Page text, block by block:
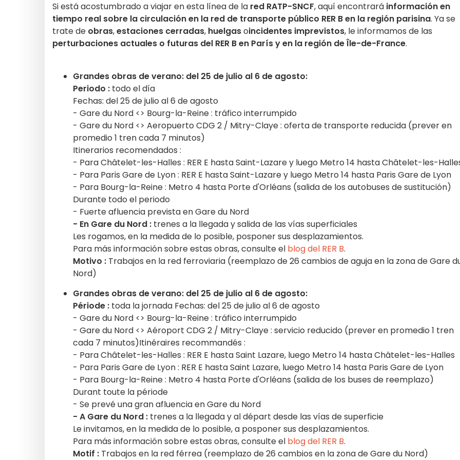
Si está acostumbrado a viajar en esta línea de la red RATP-SNCF, aquí encontrará información en
tiempo real sobre la circulación en la red de transporte público RER B en la región parisina. Ya se
trate de obras,estaciones cerradas, huelgasoincidentes imprevistos, le informamos de las
perturbaciones actuales o futuras del RER B en París y en la región de Île-de-France.
Grandes obras de verano: del 25 de julio al 6 de agosto:
Periodo : todo el día
Fechas: del 25 de julio al 6 de agosto
- Gare du Nord <> Bourg-la-Reine : tráfico interrumpido
- Gare du Nord <> Aeropuerto CDG 2 / Mitry-Claye : oferta de transporte reducida (prever en
promedio 1 tren cada 7 minutos)
Itinerarios recomendados :
- Para Châtelet-les-Halles : RER E hasta Saint-Lazare y luego Metro 14 hasta Châtelet-les-
- Para Paris Gare de Lyon : RER E hasta Saint-Lazare y luego Metro 14 hasta Paris Gare de Lyon
- Para Bourg-la-Reine : Metro 4 hasta Porte d'Orléans (salida de los autobuses de sustitución)
Durante todo el periodo
- Fuerte afluencia prevista en Gare du Nord
- En Gare du Nord : trenes a la llegada y salida de las vías superficiales
Les rogamos, en la medida de lo posible, posponer sus desplazamientos.
Para más información sobre estas obras, consulte el blog del RER B.
Motivo : Trabajos en la red ferroviaria (reemplazo de 26 cambios de aguja en la zona de Gare
Nord)
Grandes obras de verano: del 25 de julio al 6 de agosto:
Période : toda la jornada Fechas: del 25 de julio al 6 de agosto
- Gare du Nord <> Bourg-la-Reine : tráfico interrumpido
- Gare du Nord <> Aéroport CDG 2 / Mitry-Claye : servicio reducido (prever en promedio 1 tren
cada 7 minutos)Itinéraires recommandés :
- Para Châtelet-les-Halles : RER E hasta Saint Lazare, luego Metro 14 hasta Châtelet-les-Halles
- Para Paris Gare de Lyon : RER E hasta Saint Lazare, luego Metro 14 hasta Paris Gare de Lyon
- Para Bourg-la-Reine : Metro 4 hasta Porte d'Orléans (salida de los buses de reemplazo)
Durant toute la période
- Se prevé una gran afluencia en Gare du Nord
- A Gare du Nord : trenes a la llegada y al départ desde las vías de superficie
Le invitamos, en la medida de lo posible, a posponer sus desplazamientos.
Para más información sobre estas obras, consulte el blog del RER B.
Motif : Trabajos en la red férrea (reemplazo de 26 cambios en la zona de Gare du Nord)